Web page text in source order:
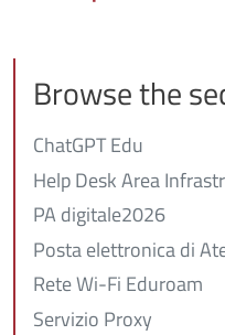
Browse the
ChatGPT Edu
Help Desk Area
PA digitale2026
Posta elettronica di
Rete Wi-Fi Eduroam
Servizio Proxy